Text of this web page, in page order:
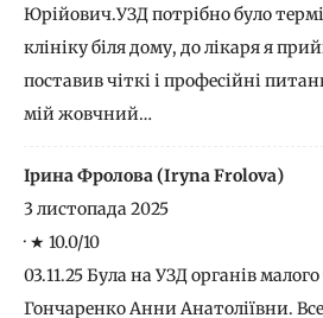
Юрійович.УЗД потрібно було
клініку біля дому, до лікаря я
поставив чіткі і професійні
мій жовчний…
Ірина Фролова (Iryna Frolova)
3 листопада 2025
· ★ 10.0/10
03.11.25 Була на УЗД органів
Гончаренко Анни Анатоліївни.